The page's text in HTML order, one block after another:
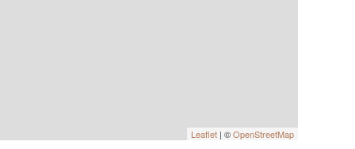
Leaflet | ©OpenStreetMap